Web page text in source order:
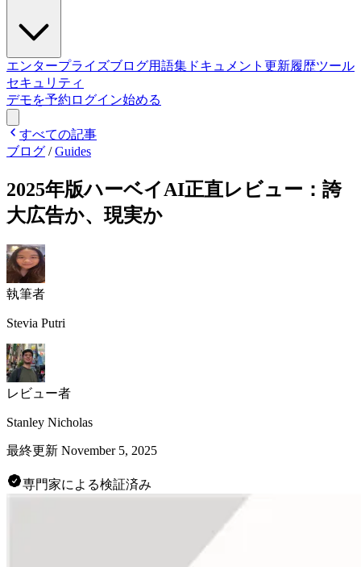
エンタープライズブログ用語集 ドキュメント 更新履歴ツール
セキュリティ
デモを予約 ログイン始める
すべての記事
ブログ /Guides
2025年版ハーベイAI正直レビュー：誇
大広告か、現実か
執筆者
Stevia Putri
レビュー者
Stanley Nicholas
最終更新 November 5, 2025
専門家による検証済み